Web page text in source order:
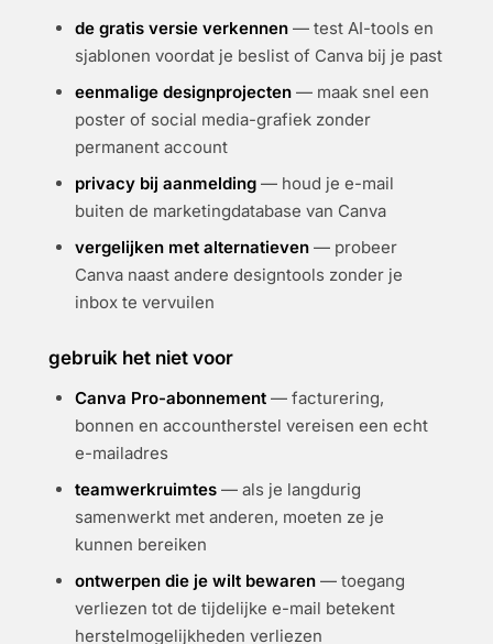
de gratis versie verkennen — test AI-tools en
sjablonen voordat je beslist of Canva bij je past
eenmalige designprojecten — maak snel een
poster of social media-grafiek zonder
permanent account
privacy bij aanmelding — houd je e-mail
buiten de marketingdatabase van Canva
vergelijken met alternatieven — probeer
Canva naast andere designtools zonder je
inbox te vervuilen
gebruik het niet voor
Canva Pro-abonnement — facturering,
bonnen en accountherstel vereisen een echt
e-mailadres
teamwerkruimtes — als je langdurig
samenwerkt met anderen, moeten ze je
kunnen bereiken
ontwerpen die je wilt bewaren — toegang
verliezen tot de tijdelijke e-mail betekent
herstelmogelijkheden verliezen